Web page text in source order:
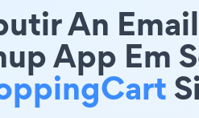
An
App Em